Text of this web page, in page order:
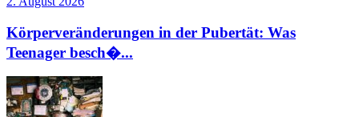
Körperveränderungen in der Pubertät: Was
Teenager besch�...